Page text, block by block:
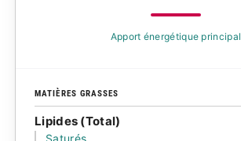
Apport énergétique principal
MATIÈRES GRASSES
Lipides (Total)
Saturés